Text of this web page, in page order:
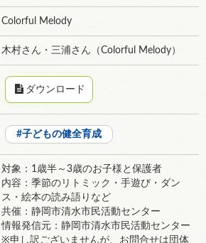
Colorful Melody
木村さん・三浦さん（Colorful Melody）
ダウンロード
子どもの健全育成
対象：1歳半～3歳のお子様と保護者
内容：季節のリトミック・手遊び・ダン
ス・絵本の読み語りなど
共催：静岡市清水市民活動センター
情報発信元：静岡市清水市民活動センター
※申し訳ございませんが、お問合せは団体